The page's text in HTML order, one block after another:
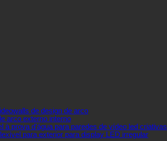
de design de arco
arco externo interno
à prova d'água para paredes de vídeo led criativas
para exterior para display LED irregular